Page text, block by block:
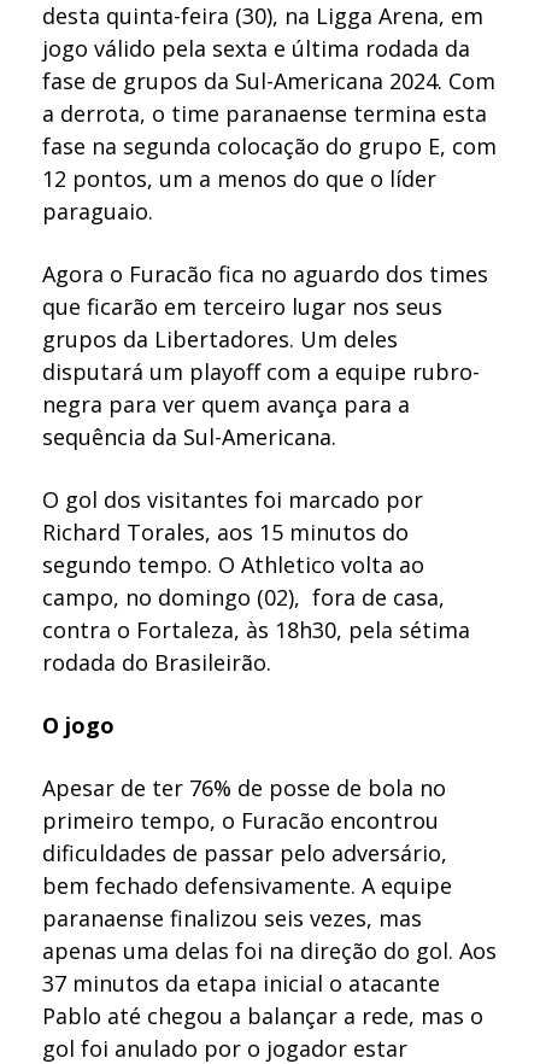
desta quinta-feira (30), na Ligga Arena, em
jogo válido pela sexta e última rodada da
fase de grupos da Sul-Americana 2024. Com
a derrota, o time paranaense termina esta
fase na segunda colocação do grupo E, com
12 pontos, um a menos do que o líder
paraguaio.
Agora o Furacão fica no aguardo dos times
que ficarão em terceiro lugar nos seus
grupos da Libertadores. Um deles
disputará um playoff com a equipe rubro-
negra para ver quem avança para a
sequência da Sul-Americana.
O gol dos visitantes foi marcado por
Richard Torales, aos 15 minutos do
segundo tempo. O Athletico volta ao
campo, no domingo (02), fora de casa,
contra o Fortaleza, às 18h30, pela sétima
rodada do Brasileirão.
O jogo
Apesar de ter 76% de posse de bola no
primeiro tempo, o Furacão encontrou
dificuldades de passar pelo adversário,
bem fechado defensivamente. A equipe
paranaense finalizou seis vezes, mas
apenas uma delas foi na direção do gol. Aos
37 minutos da etapa inicial o atacante
Pablo até chegou a balançar a rede, mas o
gol foi anulado por o jogador estar